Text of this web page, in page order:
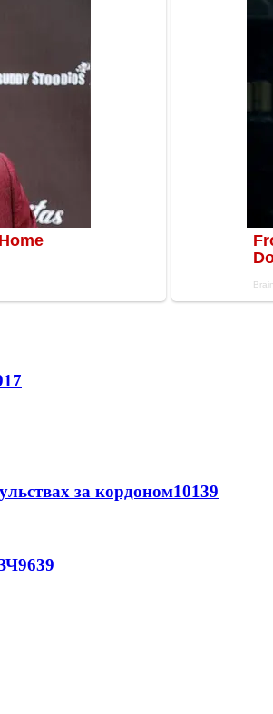
за кордоном10139
9639